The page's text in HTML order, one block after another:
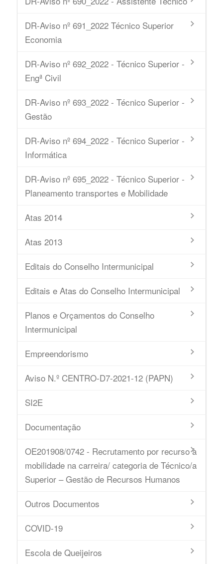
DR-Aviso nº 691_2022 Técnico Superior
Economia
DR-Aviso nº 692_2022 - Técnico Superior -
Engª Civil
DR-Aviso nº 693_2022 - Técnico Superior -
Gestão
DR-Aviso nº 694_2022 - Técnico Superior -
Informática
DR-Aviso nº 695_2022 - Técnico Superior -
Planeamento transportes e Mobilidade
Atas 2014
Atas 2013
Editais do Conselho Intermunicipal
Editais e Atas do Conselho Intermunicipal
Planos e Orçamentos do Conselho
Intermunicipal
Empreendorismo
Aviso N.º CENTRO-D7-2021-12 (PAPN)
SI2E
Documentação
OE201908/0742 - Recrutamento por recurso à
mobilidade na carreira/ categoria de Técnico/a
Superior – Gestão de Recursos Humanos
Outros Documentos
COVID-19
Escola de Queijeiros